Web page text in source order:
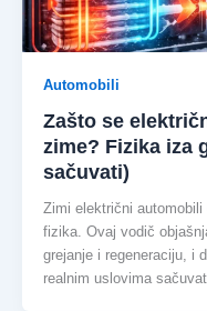
Automobili
Zašto se
zime? Fizika iza
sačuvati)
Zimi električni
fizika. Ovaj vodič
grejanje i regeneraciju, i
realnim uslovima